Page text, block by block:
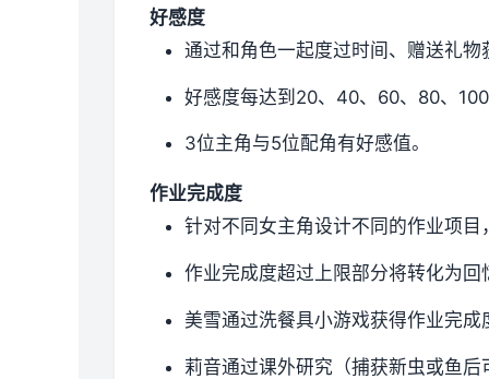
好感度
通过和角色一起度过时间、赠送礼物
好感度每达到20、40、60、80、
3位主角与5位配角有好感值。
作业完成度
针对不同女主角设计不同的作业项目
作业完成度超过上限部分将转化为回
美雪通过洗餐具小游戏获得作业完成
莉音通过课外研究（捕获新虫或鱼